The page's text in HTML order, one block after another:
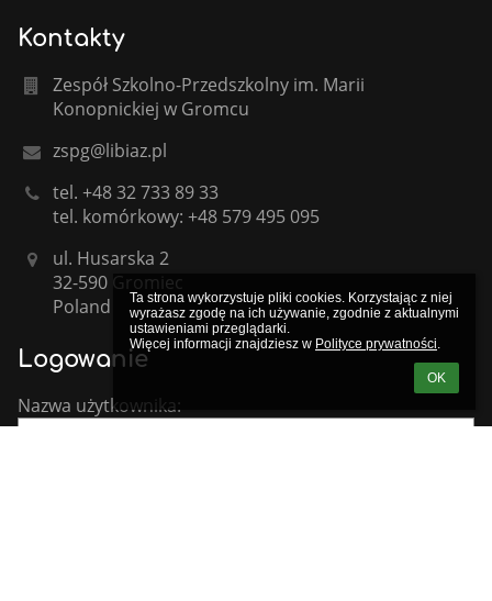
Ta strona wykorzystuje pliki cookies. Korzystając z niej
wyrażasz zgodę na ich używanie, zgodnie z aktualnymi
ustawieniami przeglądarki.
Więcej informacji znajdziesz w Polityce prywatności.
OK
Kontakty
Zespół Szkolno-Przedszkolny im. Marii
Konopnickiej w Gromcu
zspg@libiaz.pl
tel. +48 32 733 89 33
tel. komórkowy: +48 579 495 095
ul. Husarska 2
32-590 Gromiec
Poland
Logowanie
Nazwa użytkownika: